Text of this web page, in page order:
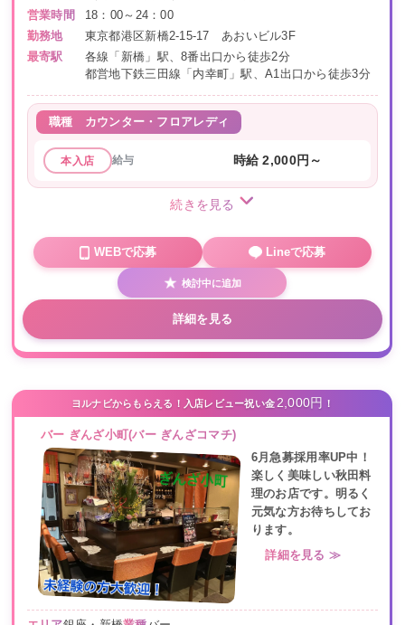
営業時間
18：00～24：00
勤務地
東京都港区新橋2-15-17 あおいビル3F
最寄駅
各線「新橋」駅、8番出口から徒歩2分
都営地下鉄三田線「内幸町」駅、A1出口から徒歩3分
職種 カウンター・フロアレディ
本入店 給与 時給 2,000円～
続きを見る
WEBで応募 Lineで応募
検討中に追加
詳細を見る
ヨルナビからもらえる！入店レビュー祝い金2,000円 ！
バー ぎんざ小町(バー ぎんざコマチ)
6月急募採用率UP中！
楽しく美味しい秋田料
理のお店です。明るく
元気な方お待ちしてお
ります。
詳細を見る ≫